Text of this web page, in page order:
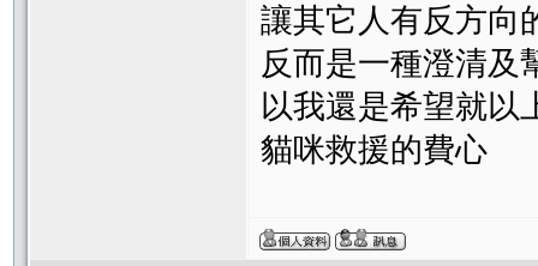
讓其它人有反方向
反而是一種澄清及
以我還是希望就以
貓咪救援的費心